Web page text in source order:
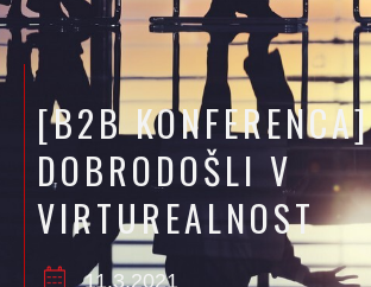
[B2B KONFERENCA]
DOBRODOŠLI V
VIRTUREALNOST
11.3.2021